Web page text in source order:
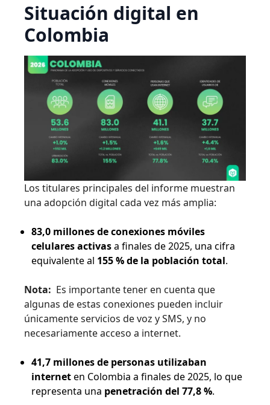
Situación digital en
Colombia
Los titulares principales del informe muestran
una adopción digital cada vez más amplia:
83,0 millones de conexiones móviles
celulares activasa finales de 2025, una cifra
equivalente al 155 % de la población total.
Nota: Es importante tener en cuenta que
algunas de estas conexiones pueden incluir
únicamente servicios de voz y SMS, y no
necesariamente acceso a internet.
41,7 millones de personas utilizaban
interneten Colombia a finales de 2025, lo que
representa una penetración del 77,8 %.